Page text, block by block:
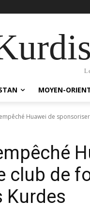
MOYEN-
Huawei de
club de
Kurdes